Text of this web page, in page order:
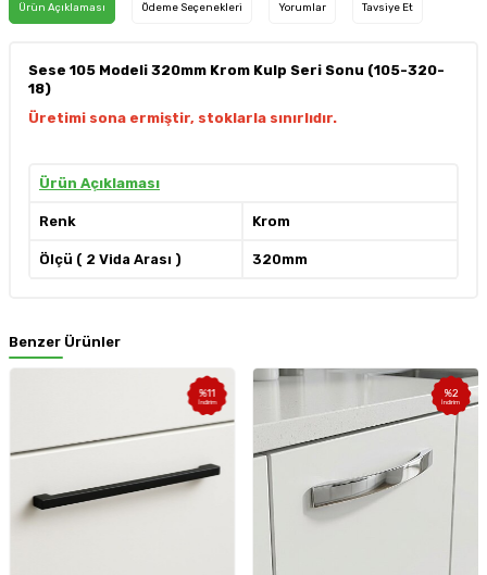
Ürün Açıklaması Ödeme Seçenekleri Yorumlar Tavsiye Et
Sese 105 Modeli 320mm Krom Kulp Seri Sonu (105-320-
18)
Üretimi sona ermiştir, stoklarla sınırlıdır.
Ürün Açıklaması
Renk Krom
Ölçü ( 2 Vida Arası ) 320mm
Benzer Ürünler
%11
İndirim
%2
İndirim